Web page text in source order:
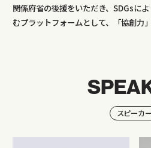
関係府省の後援をいただき、SDGsに
むプラットフォームとして、「協創力
スピーカー